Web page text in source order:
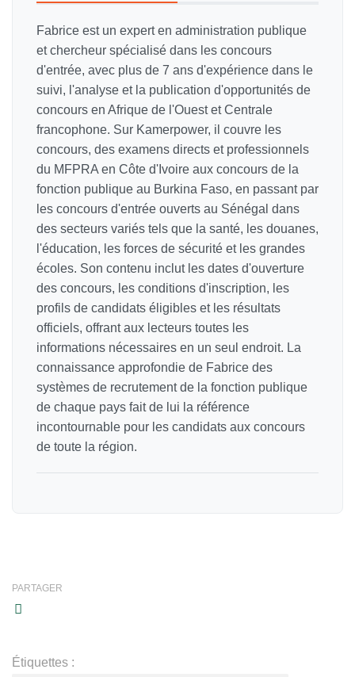
Fabrice est un expert en administration publique
et chercheur spécialisé dans les concours
d'entrée, avec plus de 7 ans d'expérience dans le
suivi, l'analyse et la publication d'opportunités de
concours en Afrique de l'Ouest et Centrale
francophone. Sur Kamerpower, il couvre les
concours, des examens directs et professionnels
du MFPRA en Côte d'Ivoire aux concours de la
fonction publique au Burkina Faso, en passant par
les concours d'entrée ouverts au Sénégal dans
des secteurs variés tels que la santé, les douanes,
l'éducation, les forces de sécurité et les grandes
écoles. Son contenu inclut les dates d'ouverture
des concours, les conditions d'inscription, les
profils de candidats éligibles et les résultats
officiels, offrant aux lecteurs toutes les
informations nécessaires en un seul endroit. La
connaissance approfondie de Fabrice des
systèmes de recrutement de la fonction publique
de chaque pays fait de lui la référence
incontournable pour les candidats aux concours
de toute la région.
PARTAGER
Étiquettes :